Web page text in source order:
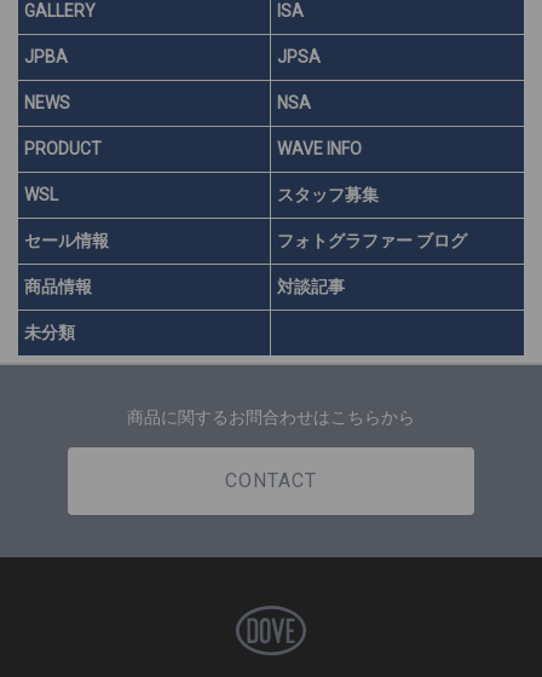
GALLERY ISA
JPBA JPSA
NEWS NSA
PRODUCT WAVE INFO
WSL スタッフ募集
セール情報 フォトグラファー ブログ
商品情報 対談記事
未分類
商品に関するお問合わせはこちらから
CONTACT